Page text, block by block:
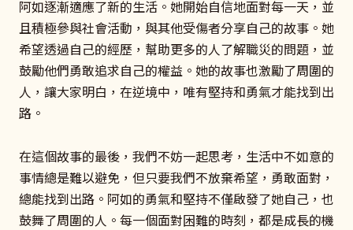
阿如逐漸適應了新的生活。她開始自信地面對每一天，並
且積極參與社會活動，與其他受傷者分享自己的故事。她
希望透過自己的經歷，幫助更多的人了解職災的問題，並
鼓勵他們勇敢追求自己的權益。她的故事也激勵了周圍的
人，讓大家明白，在逆境中，唯有堅持和勇氣才能找到出
路。
在這個故事的最後，我們不妨一起思考，生活中不如意的
事情總是難以避免，但只要我們不放棄希望，勇敢面對，
總能找到出路。阿如的勇氣和堅持不僅啟發了她自己，也
鼓舞了周圍的人。每一個面對困難的時刻，都是成長的機